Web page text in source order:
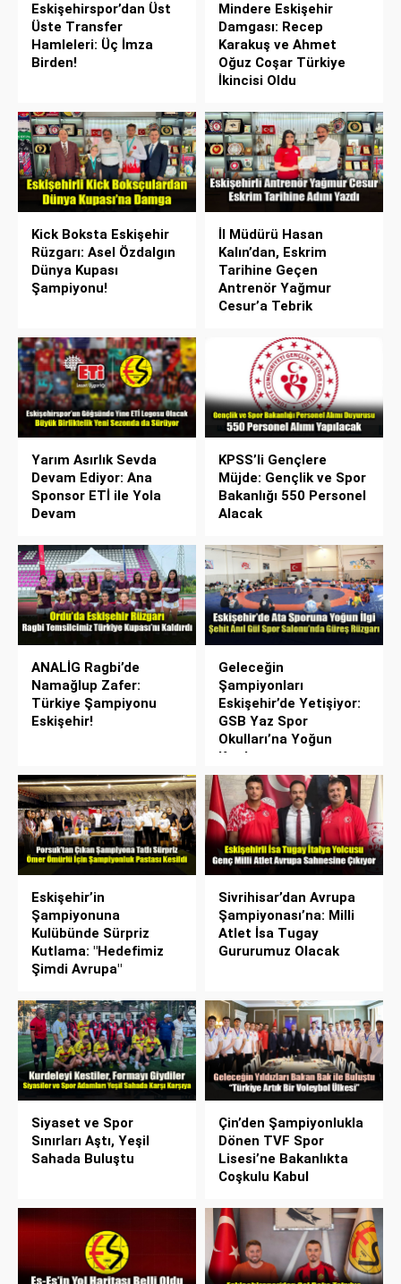
Eskişehirspor’dan Üst
Üste Transfer
Hamleleri: Üç İmza
Birden!
Mindere Eskişehir
Damgası: Recep
Karakuş ve Ahmet
Oğuz Coşar Türkiye
İkincisi Oldu
Kick Boksta Eskişehir
Rüzgarı: Asel Özdalgın
Dünya Kupası
Şampiyonu!
İl Müdürü Hasan
Kalın’dan, Eskrim
Tarihine Geçen
Antrenör Yağmur
Cesur’a Tebrik
Yarım Asırlık Sevda
Devam Ediyor: Ana
Sponsor ETİ ile Yola
Devam
KPSS’li Gençlere
Müjde: Gençlik ve Spor
Bakanlığı 550 Personel
Alacak
ANALİG Ragbi’de
Namağlup Zafer:
Türkiye Şampiyonu
Eskişehir!
Geleceğin
Şampiyonları
Eskişehir’de Yetişiyor:
GSB Yaz Spor
Okulları’na Yoğun
Katılım
Eskişehir’in
Şampiyonuna
Kulübünde Sürpriz
Kutlama: "Hedefimiz
Şimdi Avrupa"
Sivrihisar’dan Avrupa
Şampiyonası’na: Milli
Atlet İsa Tugay
Gururumuz Olacak
Siyaset ve Spor
Sınırları Aştı, Yeşil
Sahada Buluştu
Çin’den Şampiyonlukla
Dönen TVF Spor
Lisesi’ne Bakanlıkta
Coşkulu Kabul